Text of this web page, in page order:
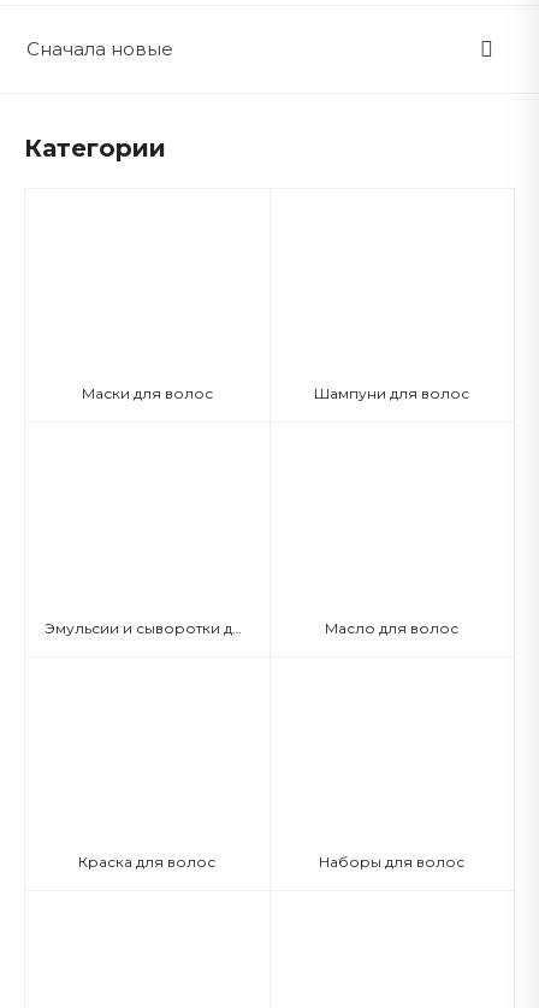
Сначала новые
Категории
Маски для волос Шампуни для волос
Масло для волос
Краска для волос Наборы для волос